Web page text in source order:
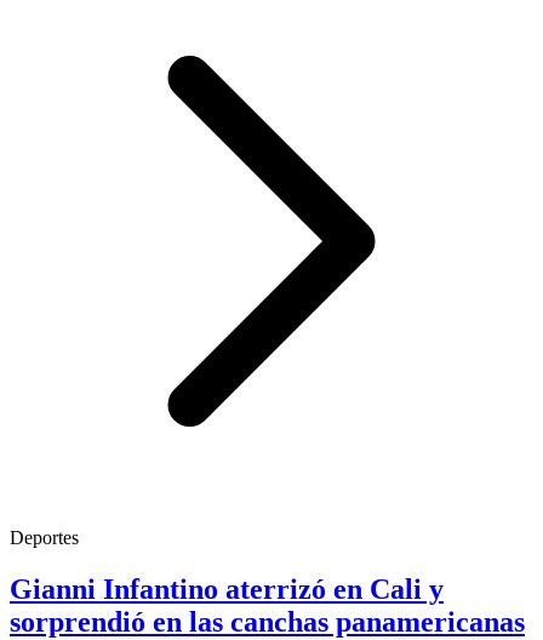
Deportes
Gianni Infantino aterrizó en Cali y
sorprendió en las canchas panamericanas